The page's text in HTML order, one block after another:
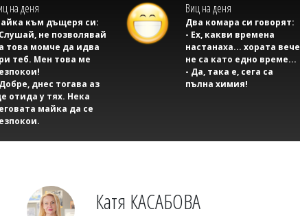
на деня
към дъщеря си:
не позволявай
това момче да идва
теб. Мен това ме
днес тогава аз
отида у тях. Нека
майка да се
Виц на деня
Два комара си говорят:
- Ех, какви времена
настанаха... хората вече
не са като едно време...
- Да, така е, сега са
пълна химия!
Катя КАСАБОВА